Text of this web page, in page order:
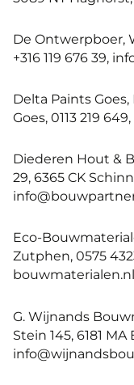
De Ontwerpboer,
+316 119 676 39,
Delta Paints
Goes, 0113 219
Diederen Hout &
29, 6365 CK
Eco-
Zutphen, 0575
bouwmaterialen.nl
G. Wijnands
Stein 145, 6181 MA